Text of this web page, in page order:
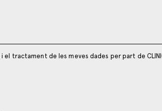
i el tractament de les meves dades per part de